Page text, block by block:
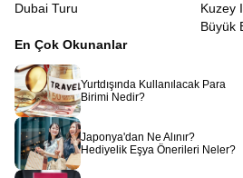
Dubai Turu
Kuzey
Büyük
En Çok Okunanlar
Yurtdışında Kullanılacak Para
Birimi Nedir?
Japonya'dan Ne Alınır?
Hediyelik Eşya Önerileri Neler?